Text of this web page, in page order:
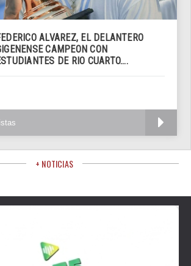
ALVAREZ, EL DELANTERO
CAMPEON CON
DE RIO CUARTO....
+ NOTICIAS